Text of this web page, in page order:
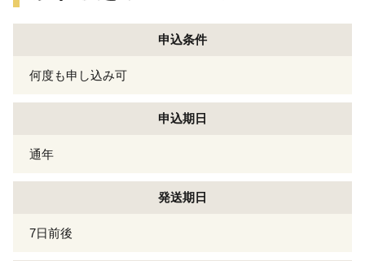
申込条件
何度も申し込み可
申込期日
通年
発送期日
7日前後